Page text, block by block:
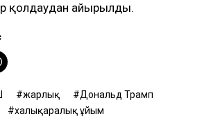
қолдаудан айырылды.
жарлық
Дональд Трамп
халықаралық ұйым